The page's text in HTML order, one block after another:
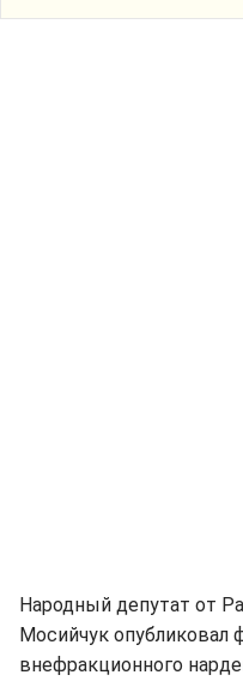
Народный депутат от
Мосийчук опубликовал
внефракционного